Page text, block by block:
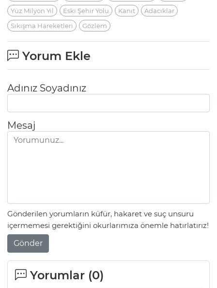
Yüz Milyon Yıl
Eski Şehir Yolu Kanıt
Adacıklar
Sıkışma Hareketleri
Gözlem
Yorum Ekle
Adınız Soyadınız
Mesaj
Gönderilen yorumların küfür, hakaret ve suç unsuru
içermemesi gerektiğini okurlarımıza önemle hatırlatırız!
Gönder
Yorumlar (0)